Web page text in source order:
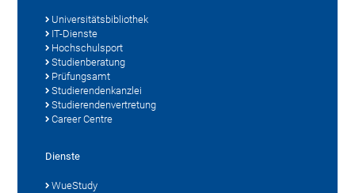
Universitätsbibliothek
IT-Dienste
Hochschulsport
Studienberatung
Prüfungsamt
Studierendenkanzlei
Studierendenvertretung
Career Centre
Dienste
WueStudy